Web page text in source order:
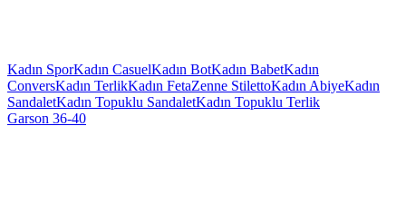
Kadın SporKadın CasuelKadın BotKadın BabetKadın
ConversKadın TerlikKadın FetaZenne StilettoKadın AbiyeKadın
SandaletKadın Topuklu SandaletKadın Topuklu Terlik
Garson 36-40